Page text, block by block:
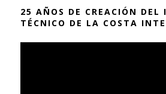
25 AÑOS DE CREACIÓN DEL
TÉCNICO DE LA COSTA